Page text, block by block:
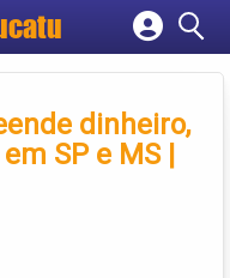
empresa
dinheiro,
SP e MS |